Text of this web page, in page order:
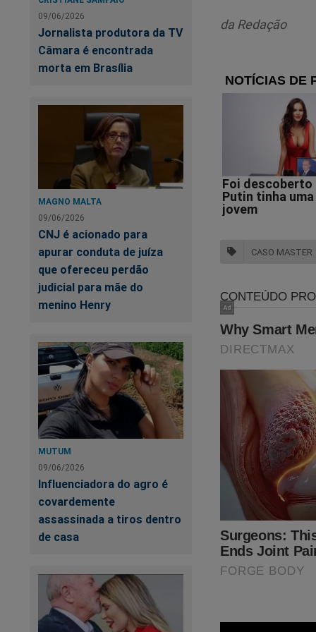
09/06/2026
Jornalista produtora da TV
Câmara é encontrada
morta em Brasília
MAGNO MALTA
09/06/2026
CNJ é acionado para
apurar conduta de juíza
que ofereceu perdão
judicial para mãe do
menino Henry
MUTUM
09/06/2026
Influenciadora do agro é
covardemente
assassinada a tiros dentro
de casa
O documento
advocatícios.
Apesar da
poucos
relatos
pela segunda
A decisão
República (PGR),
colaboração. A
a PGR decida
A proposta de
Daniel Vorcaro e
de sua primeira
mensagens ao
ser revertida ou
“Fiz uma
ter notícia
As investigações
prisão e sobre a
chegado
recebido as
De forma geral, a
apresenta
entendimento de
da Redação
CASO MASTER